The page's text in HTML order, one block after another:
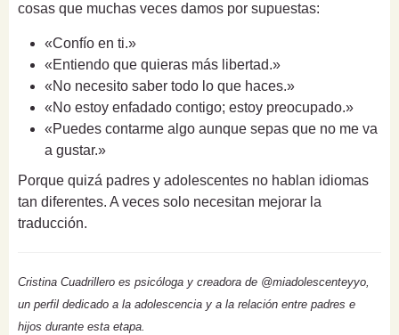
cosas que muchas veces damos por supuestas:
«Confío en ti.»
«Entiendo que quieras más libertad.»
«No necesito saber todo lo que haces.»
«No estoy enfadado contigo; estoy preocupado.»
«Puedes contarme algo aunque sepas que no me va
a gustar.»
Porque quizá padres y adolescentes no hablan idiomas
tan diferentes. A veces solo necesitan mejorar la
traducción.
Cristina Cuadrillero es psicóloga y creadora de @miadolescenteyyo,
un perfil dedicado a la adolescencia y a la relación entre padres e
hijos durante esta etapa.